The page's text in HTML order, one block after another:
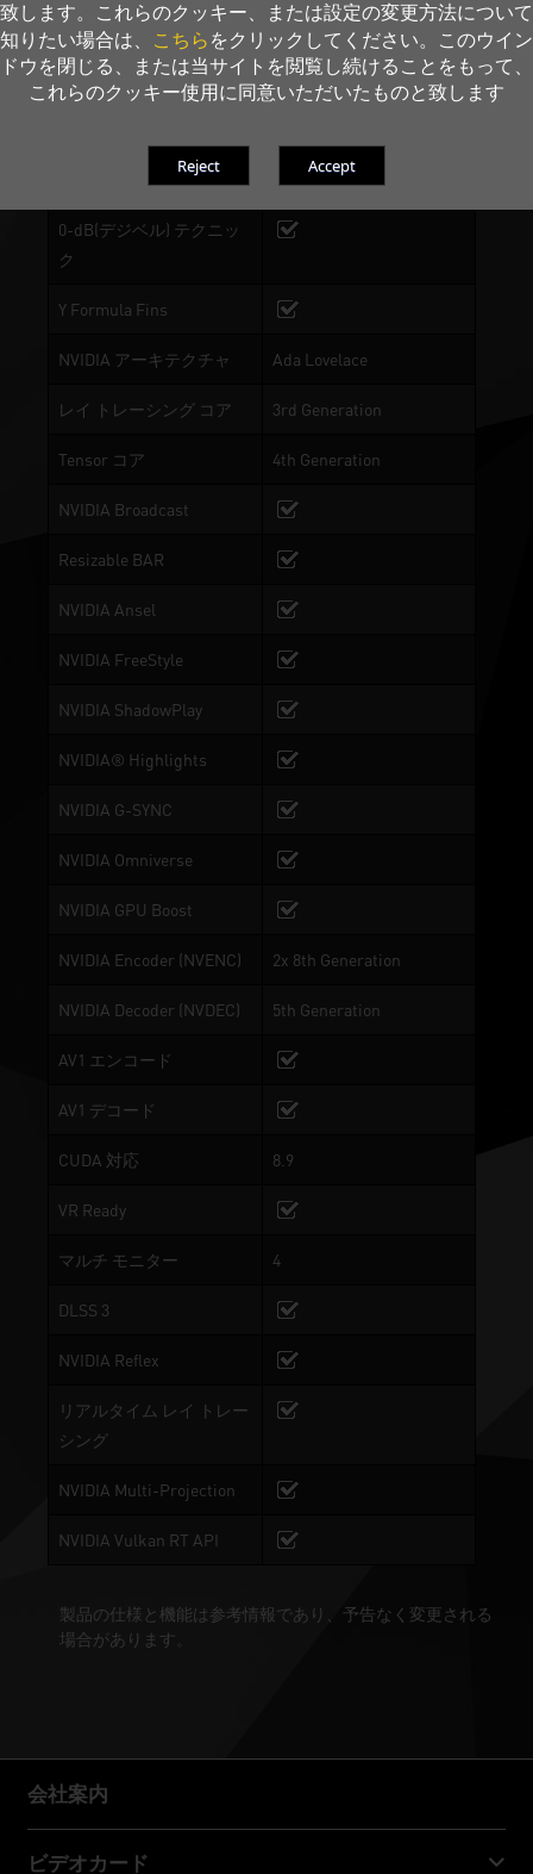
致します。これらのクッキー、または設定の変更方法について
知りたい場合は、
こちら をクリックしてください。このウイン
ドウを閉じる、または当サイトを閲覧し続けることをもって、
これらのクッキー使用に同意いただいたものと致します
Gale Hunter Fan
2-Ball Bearing
0-dB(デジベル) テクニッ
ク
Y Formula Fins
NVIDIA アーキテクチャ Ada Lovelace
レイ トレーシング コア 3rd Generation
Tensor コア 4th Generation
NVIDIA Broadcast
Resizable BAR
NVIDIA Ansel
NVIDIA FreeStyle
NVIDIA ShadowPlay
NVIDIA® Highlights
NVIDIA G-SYNC
NVIDIA Omniverse
NVIDIA GPU Boost
NVIDIA Encoder (NVENC) 2x 8th Generation
NVIDIA Decoder (NVDEC) 5th Generation
AV1 エンコード
AV1 デコード
CUDA 対応 8.9
VR Ready
マルチ モニター 4
DLSS 3
NVIDIA Reflex
リアルタイム レイ トレー
シング
NVIDIA Multi-Projection
NVIDIA Vulkan RT API
製品の仕様と機能は参考情報であり、予告なく変更される
場合があります。
会社案内
会社案内
ビデオカード